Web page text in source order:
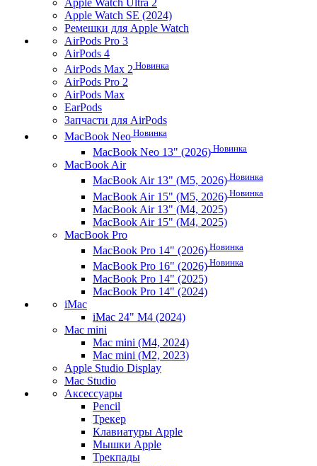
Apple Watch Ultra 2
Apple Watch SE (2024)
Ремешки для Apple Watch
AirPods Pro 3
AirPods 4
AirPods Max 2 Новинка
AirPods Pro 2
AirPods Max
EarPods
Запчасти для AirPods
MacBook Neo Новинка
MacBook Neo 13" (2026) Новинка
MacBook Air
MacBook Air 13" (M5, 2026) Новинка
MacBook Air 15" (M5, 2026) Новинка
MacBook Air 13" (M4, 2025)
MacBook Air 15" (M4, 2025)
MacBook Pro
MacBook Pro 14" (2026) Новинка
MacBook Pro 16" (2026) Новинка
MacBook Pro 14" (2025)
MacBook Pro 14" (2024)
iMac
iMac 24" M4 (2024)
Mac mini
Mac mini (M4, 2024)
Mac mini (M2, 2023)
Apple Studio Display
Mac Studio
Аксессуары
Pencil
Трекер
Клавиатуры Apple
Мышки Apple
Трекпады